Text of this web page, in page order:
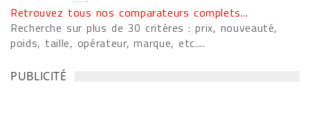
Retrouvez tous nos comparateurs complets...
Recherche sur plus de 30 critères : prix, nouveauté,
poids, taille, opérateur, marque, etc....
PUBLICITÉ